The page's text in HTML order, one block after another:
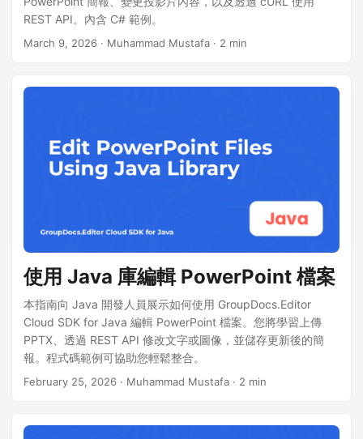
REST API。內含 C# 範例。
March 9, 2026 · Muhammad Mustafa · 2 min
使用 Java 庫編輯 PowerPoint 檔案
本指南向 Java 開發人員展示如何使用 GroupDocs.Editor
Cloud SDK for Java 編輯 PowerPoint 檔案。您將學習上傳
PPTX、透過 REST API 修改文字或圖像，並儲存更新後的簡
報。程式碼範例可協助您輕鬆整合。
February 25, 2026 · Muhammad Mustafa · 2 min